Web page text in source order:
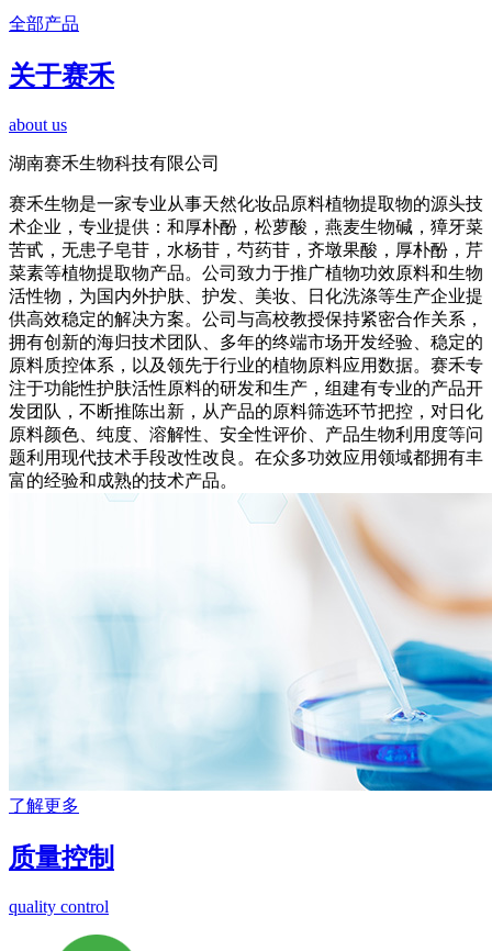
全部产品
关于赛禾
about us
湖南赛禾生物科技有限公司
赛禾生物是一家专业从事天然化妆品原料植物提取物的源头技
术企业，专业提供：和厚朴酚，松萝酸，燕麦生物碱，獐牙菜
苦甙，无患子皂苷，水杨苷，芍药苷，齐墩果酸，厚朴酚，芹
菜素等植物提取物产品。公司致力于推广植物功效原料和生物
活性物，为国内外护肤、护发、美妆、日化洗涤等生产企业提
供高效稳定的解决方案。公司与高校教授保持紧密合作关系，
拥有创新的海归技术团队、多年的终端市场开发经验、稳定的
原料质控体系，以及领先于行业的植物原料应用数据。赛禾专
注于功能性护肤活性原料的研发和生产，组建有专业的产品开
发团队，不断推陈出新，从产品的原料筛选环节把控，对日化
原料颜色、纯度、溶解性、安全性评价、产品生物利用度等问
题利用现代技术手段改性改良。在众多功效应用领域都拥有丰
富的经验和成熟的技术产品。
了解更多
质量控制
quality control